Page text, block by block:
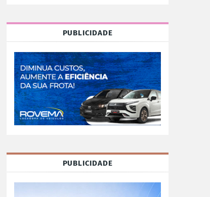
PUBLICIDADE
PUBLICIDADE